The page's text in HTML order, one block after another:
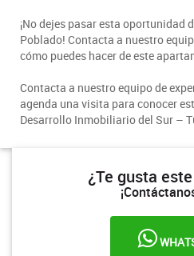
¡No dejes pasar esta oportunidad
Poblado! Contacta a nuestro
cómo puedes hacer de este
Contacta a nuestro equipo de
agenda una visita para conocer
Desarrollo Inmobiliario del Sur –
¿Te gusta